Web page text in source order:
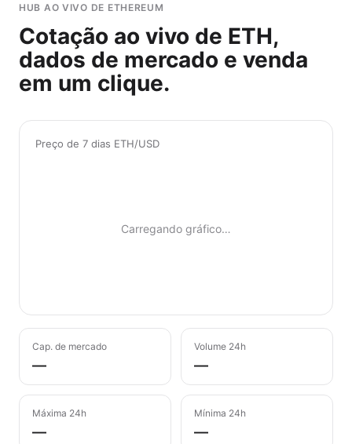
HUB AO VIVO DE ETHEREUM
Cotação ao vivo de ETH,
dados de mercado e venda
em um clique.
Preço de 7 dias ETH/USD
Carregando gráfico…
Cap. de mercado
—
Volume 24h
—
Máxima 24h
—
Mínima 24h
—